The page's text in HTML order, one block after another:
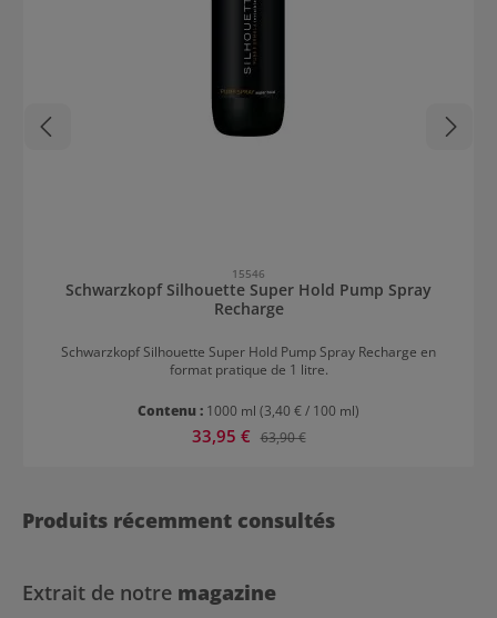
15546
Schwarzkopf Silhouette Super Hold Pump Spray
Recharge
Schwarzkopf Silhouette Super Hold Pump Spray Recharge en
format pratique de 1 litre.
Contenu : 1000 ml (3,40 € / 100 ml)
Prix de vente :
33,95 € Prix régulier :
63,90 €
Produits récemment consultés
Extrait de notre magazine